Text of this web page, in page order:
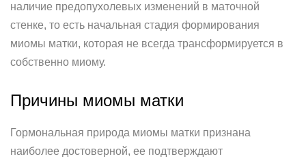
наличие предопухолевых изменений в маточной
стенке, то есть начальная стадия формирования
миомы матки, которая не всегда трансформируется в
собственно миому.
Причины миомы матки
Гормональная природа миомы матки признана
наиболее достоверной, ее подтверждают